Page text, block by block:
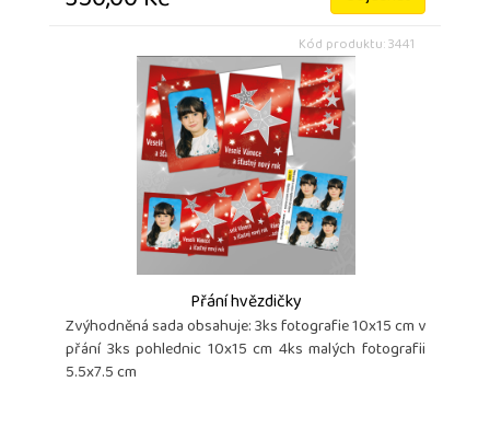
Kód produktu: 3441
Přání hvězdičky
Zvýhodněná sada obsahuje: 3ks fotografie 10x15 cm v
přání 3ks pohlednic 10x15 cm 4ks malých fotografii
5.5x7.5 cm